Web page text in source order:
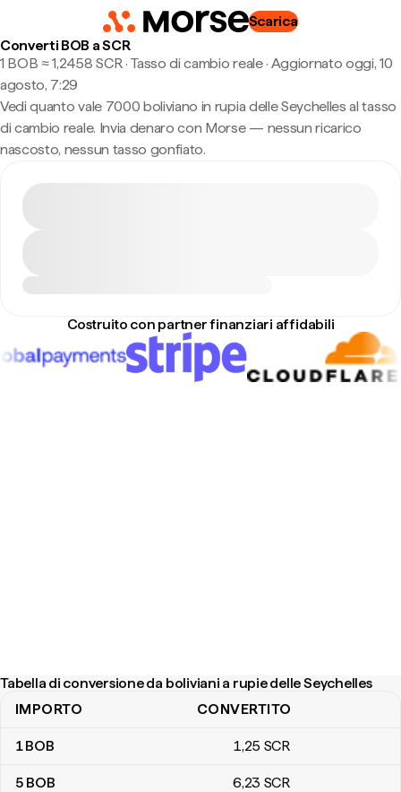
Scarica
Converti BOB a SCR
1 BOB ≈ 1,2458 SCR · Tasso di cambio reale· Aggiornato oggi, 10
agosto, 7:29
Vedi quanto vale 7000 boliviano in rupia delle Seychelles al tasso
di cambio reale. Invia denaro con Morse — nessun ricarico
nascosto, nessun tasso gonfiato.
Costruito con partner finanziari affidabili
Tabella di conversione da boliviani a rupie delle Seychelles
Tabella di conversione da boliviani a rupie delle Seychelles
IMPORTO CONVERTITO
1BOB 1,25 SCR
5 BOB 6,23 SCR